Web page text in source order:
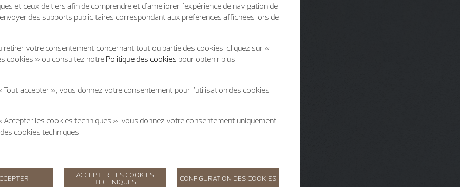
et ceux de tiers afin de comprendre et d'améliorer l'expérience de navigation de
des supports publicitaires correspondant aux préférences affichées lors de
retirer votre consentement concernant tout ou partie des cookies, cliquez sur «
cookies » ou consultez notre Politique des cookies pour obtenir plus
Tout accepter », vous donnez votre consentement pour l’utilisation des cookies
Accepter les cookies techniques », vous donnez votre consentement uniquement
cookies techniques.
ACCEPTER LES COOKIES
TECHNIQUES CONFIGURATION DES COOKIES